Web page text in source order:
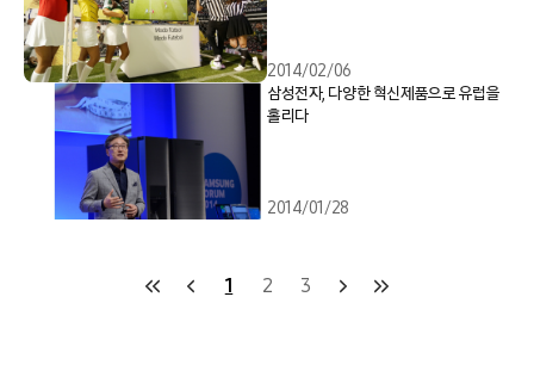
2014/02/06
삼성전자, 다양한 혁신제품으로 유럽을
홀리다
2014/01/28
1 2 3